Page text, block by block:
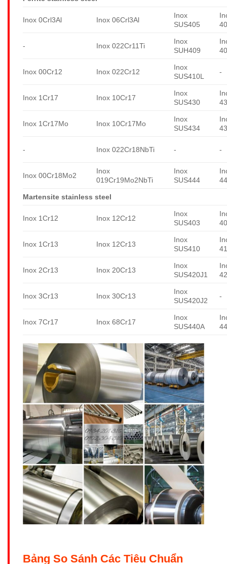
Inox 0Crl3Al Inox 06Crl3Al
Inox
SUS405
- Inox 022Cr11Ti
Inox
SUH409
Inox 00Cr12 Inox 022Cr12
Inox
SUS410L
-
Inox 1Cr17 Inox 10Cr17
Inox
SUS430
Inox 1Cr17Mo Inox 10Cr17Mo
Inox
SUS434
- Inox 022Cr18NbTi - -
Inox 00Cr18Mo2
Inox
019Cr19Mo2NbTi
Inox
SUS444
Martensite stainless steel
Inox 1Cr12 Inox 12Cr12
Inox
SUS403
Inox 1Cr13 Inox 12Cr13
Inox
SUS410
Inox 2Cr13 Inox 20Cr13
Inox
SUS420J1
Inox 3Cr13 Inox 30Cr13
Inox
SUS420J2
-
Inox 7Cr17 Inox 68Cr17
Inox
SUS440A
Bảng So Sánh Các Tiêu Chuẩn